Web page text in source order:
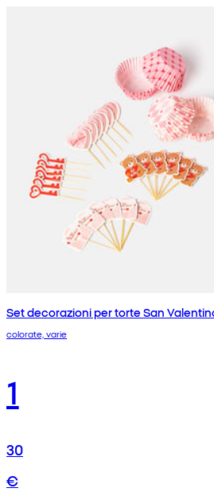
Set decorazioni per torte San
colorate, varie
1
30
€